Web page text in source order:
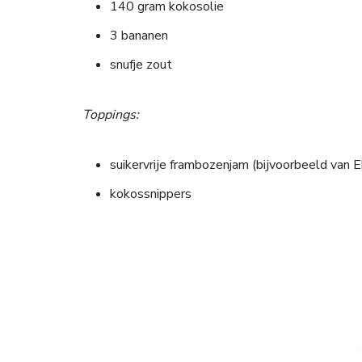
140 gram kokosolie
3 bananen
snufje zout
Toppings:
suikervrije frambozenjam (bijvoorbeeld van
kokossnippers